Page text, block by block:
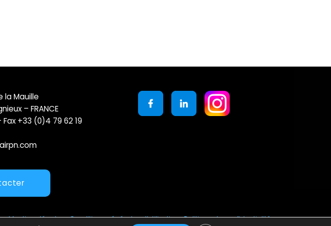
la Mauille
– FRANCE
+33 (0)4 79 62 19
Mentions légales Conditions générales d’utilisation Politique de confidentialité